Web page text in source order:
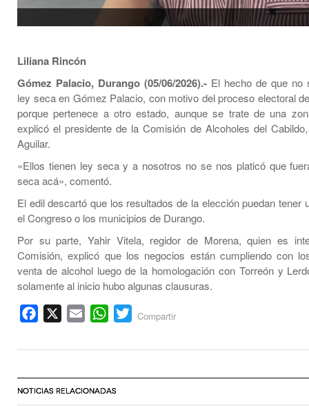
Liliana Rincón
Gómez Palacio, Durango (05/06/2026).- El hecho de que no
ley seca en Gómez Palacio, con motivo del proceso electoral
porque pertenece a otro estado, aunque se trate de una
explicó el presidente de la Comisión de Alcoholes del
Aguilar.
«Ellos tienen ley seca y a nosotros no se nos platicó que
seca acá», comentó.
El edil descartó que los resultados de la elección puedan tener
el Congreso o los municipios de Durango.
Por su parte, Yahir Vitela, regidor de Morena, quien es
Comisión, explicó que los negocios están cumpliendo con
venta de alcohol luego de la homologación con Torreón y
solamente al inicio hubo algunas clausuras.
Facebook Email WhatsApp
Twitter
Compartir
NOTICIAS RELACIONADAS